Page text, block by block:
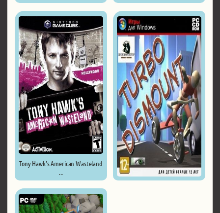
Tony Hawk's American Wasteland
...